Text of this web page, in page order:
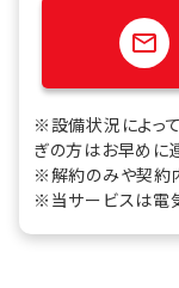
※設備状況によっ
ぎの方はお早めに
※解約のみや契約
※当サービスは電